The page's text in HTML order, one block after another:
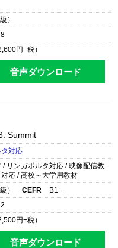
）
円+税）
音声ダウンロード
Summit
対応
/ リンガポルタ対応 / 映像配信教
応 / 高校～大学用教材
） CEFR
B1+
円+税）
音声ダウンロード